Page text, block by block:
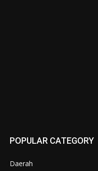
POPULAR CATEGORY
Daerah